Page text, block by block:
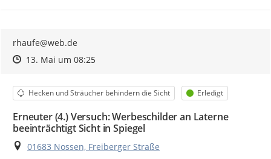
rhaufe@web.de
Zeitpunkt des Erstellens
Zeitpunkt des Erstellens
13. Mai um 08:25Zur Äußerung
Kategorie
Hecken und Sträucher behindern die Sicht Status
Erledigt
Erneuter (4.) Versuch: Werbeschilder an Laterne
beeinträchtigt Sicht in Spiegel
Ort
01683 Nossen, Freiberger Straße